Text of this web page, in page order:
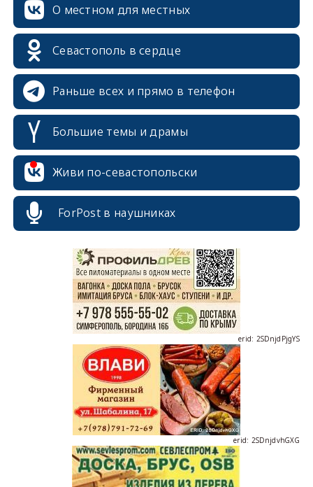
О местном для местных
Севастополь в сердце
Раньше всех и прямо в телефон
Большие темы и драмы
Живи по-севастопольски
ForPost в наушниках
erid: 2SDnjcrDNw6
erid: 2SDnjdvhGXG